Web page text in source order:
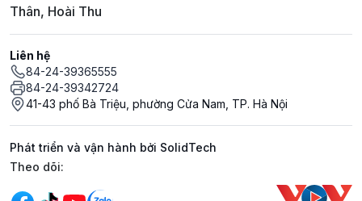
Thân, Hoài Thu
Liên hệ
84-24-39365555
84-24-39342724
41-43 phố Bà Triệu, phường Cửa Nam, TP. Hà Nội
Phát triển và vận hành bởi SolidTech
Mạng xã hội
Theo dõi: